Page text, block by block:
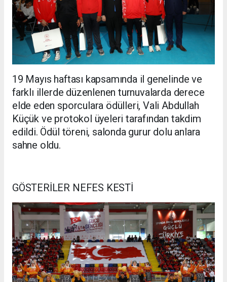
19 Mayıs haftası kapsamında il genelinde ve
farklı illerde düzenlenen turnuvalarda derece
elde eden sporculara ödülleri, Vali Abdullah
Küçük ve protokol üyeleri tarafından takdim
edildi. Ödül töreni, salonda gurur dolu anlara
sahne oldu.
GÖSTERİLER NEFES KESTİ